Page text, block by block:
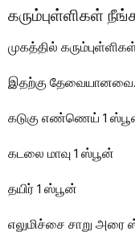
கரும்புள்ளிகள்
முகத்தில்
இதற்கு
கடுகு எண்ணெய் 1
கடலை மாவு 1 ஸ்பூன்
தயிர் 1 ஸ்பூன்
எலுமிச்சை சாறு அரை